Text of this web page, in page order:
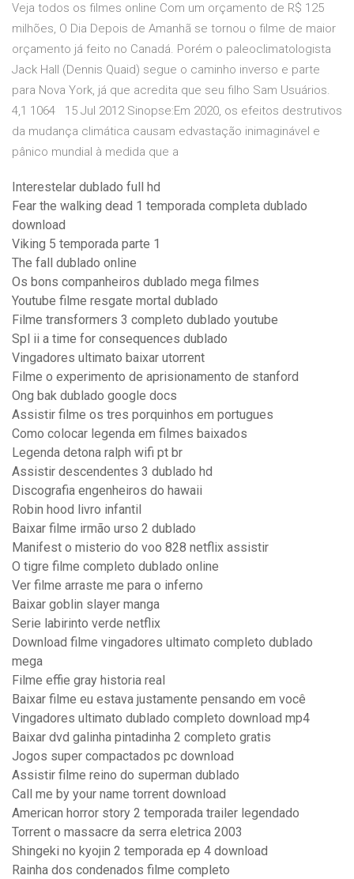
Veja todos os filmes online Com um orçamento de R$ 125
milhões, O Dia Depois de Amanhã se tornou o filme de maior
orçamento já feito no Canadá. Porém o paleoclimatologista
Jack Hall (Dennis Quaid) segue o caminho inverso e parte
para Nova York, já que acredita que seu filho Sam Usuários.
4,1 1064 15 Jul 2012 Sinopse:Em 2020, os efeitos destrutivos
da mudança climática causam edvastação inimaginável e
pânico mundial à medida que a
Interestelar dublado full hd
Fear the walking dead 1 temporada completa dublado
download
Viking 5 temporada parte 1
The fall dublado online
Os bons companheiros dublado mega filmes
Youtube filme resgate mortal dublado
Filme transformers 3 completo dublado youtube
Spl ii a time for consequences dublado
Vingadores ultimato baixar utorrent
Filme o experimento de aprisionamento de stanford
Ong bak dublado google docs
Assistir filme os tres porquinhos em portugues
Como colocar legenda em filmes baixados
Legenda detona ralph wifi pt br
Assistir descendentes 3 dublado hd
Discografia engenheiros do hawaii
Robin hood livro infantil
Baixar filme irmão urso 2 dublado
Manifest o misterio do voo 828 netflix assistir
O tigre filme completo dublado online
Ver filme arraste me para o inferno
Baixar goblin slayer manga
Serie labirinto verde netflix
Download filme vingadores ultimato completo dublado
mega
Filme effie gray historia real
Baixar filme eu estava justamente pensando em você
Vingadores ultimato dublado completo download mp4
Baixar dvd galinha pintadinha 2 completo gratis
Jogos super compactados pc download
Assistir filme reino do superman dublado
Call me by your name torrent download
American horror story 2 temporada trailer legendado
Torrent o massacre da serra eletrica 2003
Shingeki no kyojin 2 temporada ep 4 download
Rainha dos condenados filme completo